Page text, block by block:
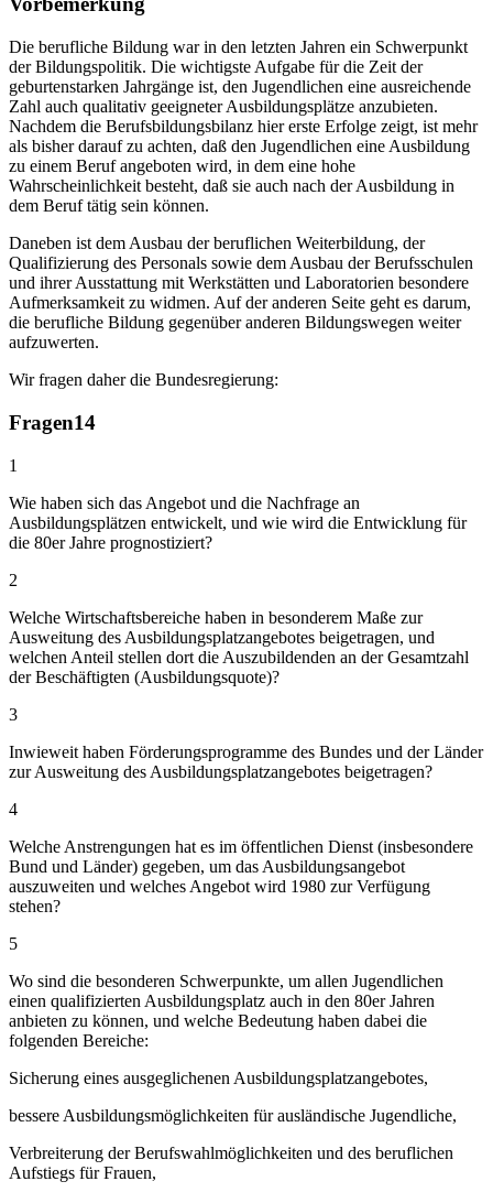
Die berufliche Bildung war in den letzten Jahren ein Schwerpunkt
der Bildungspolitik. Die wichtigste Aufgabe für die Zeit der
geburtenstarken Jahrgänge ist, den Jugendlichen eine ausreichende
Zahl auch qualitativ geeigneter Ausbildungsplätze anzubieten.
Nachdem die Berufsbildungsbilanz hier erste Erfolge zeigt, ist mehr
als bisher darauf zu achten, daß den Jugendlichen eine Ausbildung
zu einem Beruf angeboten wird, in dem eine hohe
Wahrscheinlichkeit besteht, daß sie auch nach der Ausbildung in
dem Beruf tätig sein können.
Daneben ist dem Ausbau der beruflichen Weiterbildung, der
Qualifizierung des Personals sowie dem Ausbau der Berufsschulen
und ihrer Ausstattung mit Werkstätten und Laboratorien besondere
Aufmerksamkeit zu widmen. Auf der anderen Seite geht es darum,
die berufliche Bildung gegenüber anderen Bildungswegen weiter
aufzuwerten.
Wir fragen daher die Bundesregierung:
Fragen14
1
Wie haben sich das Angebot und die Nachfrage an
Ausbildungsplätzen entwickelt, und wie wird die Entwicklung für
die 80er Jahre prognostiziert?
2
Welche Wirtschaftsbereiche haben in besonderem Maße zur
Ausweitung des Ausbildungsplatzangebotes beigetragen, und
welchen Anteil stellen dort die Auszubildenden an der Gesamtzahl
der Beschäftigten (Ausbildungsquote)?
3
Inwieweit haben Förderungsprogramme des Bundes und der Länder
zur Ausweitung des Ausbildungsplatzangebotes beigetragen?
4
Welche Anstrengungen hat es im öffentlichen Dienst (insbesondere
Bund und Länder) gegeben, um das Ausbildungsangebot
auszuweiten und welches Angebot wird 1980 zur Verfügung
stehen?
5
Wo sind die besonderen Schwerpunkte, um allen Jugendlichen
einen qualifizierten Ausbildungsplatz auch in den 80er Jahren
anbieten zu können, und welche Bedeutung haben dabei die
folgenden Bereiche:
Sicherung eines ausgeglichenen Ausbildungsplatzangebotes,
bessere Ausbildungsmöglichkeiten für ausländische Jugendliche,
Verbreiterung der Berufswahlmöglichkeiten und des beruflichen
Aufstiegs für Frauen,